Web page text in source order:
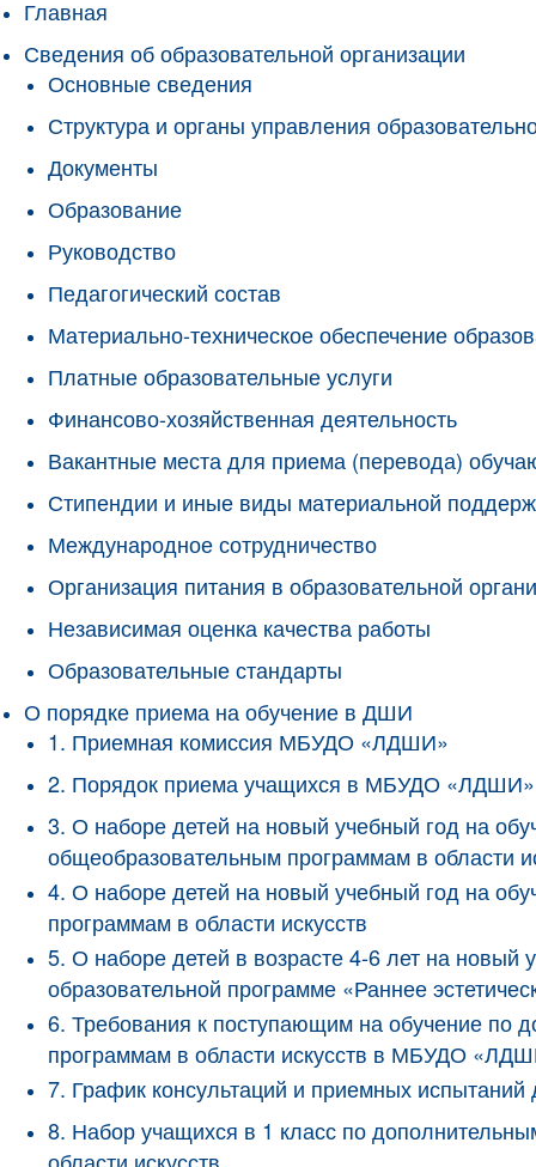
Главная
Сведения об образовательной организации
Основные сведения
Структура и органы управления
Документы
Образование
Руководство
Педагогический состав
Материально-техническое обеспечение
Платные образовательные услуги
Финансово-хозяйственная деятельность
Вакантные места для приема (перевода)
Стипендии и иные виды материальной
Международное сотрудничество
Организация питания в образовательной
Независимая оценка качества работы
Образовательные стандарты
О порядке приема на обучение в ДШИ
1. Приемная комиссия МБУДО «ЛДШИ»
2. Порядок приема учащихся в МБУДО «ЛДШИ»
3. О наборе детей на новый учебный год на
общеобразовательным программам в области
4. О наборе детей на новый учебный год на
программам в области искусств
5. О наборе детей в возрасте 4-6 лет на
образовательной программе «Раннее
6. Требования к поступающим на обучение по
программам в области искусств в МБУДО
7. График консультаций и приемных
8. Набор учащихся в 1 класс по
области искусств